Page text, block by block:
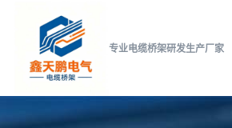
专业电缆桥架研发生产厂家